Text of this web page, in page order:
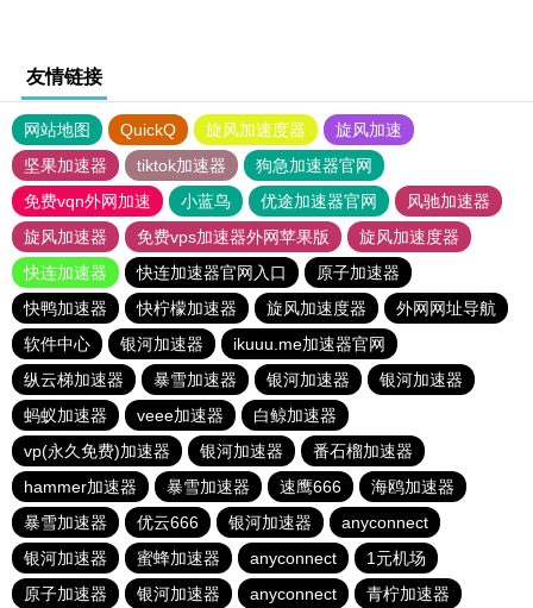
友情链接
网站地图 QuickQ 旋风加速度器
旋风加速
坚果加速器
tiktok加速器
狗急加速器官网
免费vqn外网加速
小蓝鸟 优途加速器官网
风驰加速器
旋风加速器
免费vps加速器外网苹果版
旋风加速度器
快连加速器
快连加速器官网入口
原子加速器
快鸭加速器
快柠檬加速器 旋风加速度器
外网网址导航
软件中心
银河加速器
ikuuu.me加速器官网
纵云梯加速器
暴雪加速器 银河加速器
银河加速器
蚂蚁加速器
veee加速器
白鲸加速器
vp(永久免费)加速器
银河加速器
番石榴加速器
hammer加速器
暴雪加速器 速鹰666
海鸥加速器
暴雪加速器
优云666 银河加速器
anyconnect
银河加速器
蜜蜂加速器 anyconnect
1元机场
原子加速器
银河加速器 anyconnect 青柠加速器